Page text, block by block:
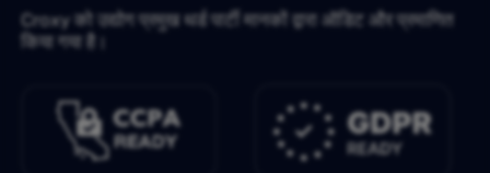
Croxy को उद्योग प्रमुख थर्ड पार्टी मानकों द्वारा ऑडिट और प्रमाणित
किया गया है।